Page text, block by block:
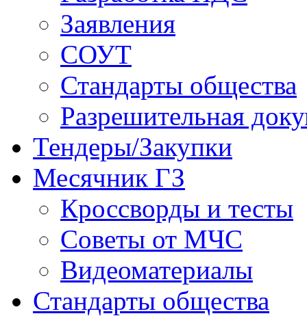
Заявления
СОУТ
Стандарты общества
Разрешительная
Тендеры/Закупки
Месячник ГЗ
Кроссворды и тесты
Советы от МЧС
Видеоматериалы
Стандарты общества